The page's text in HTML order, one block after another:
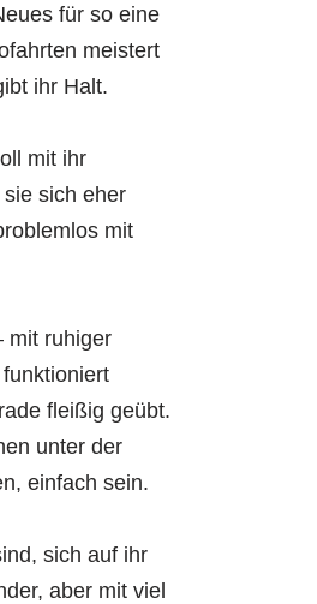
für so eine
meistert
ihr Halt.
mit ihr
sich eher
mit
mit ruhiger
fleißig geübt.
unter der
einfach sein.
sich auf ihr
aber mit viel